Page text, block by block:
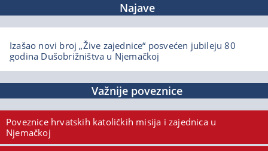
Najave
Izašao novi broj „Žive zajednice“ posvećen jubileju 80
godina Dušobrižništva u Njemačkoj
Važnije poveznice
Poveznice hrvatskih katoličkih misija i zajednica u
Njemačkoj